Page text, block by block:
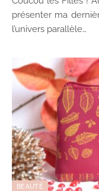
présenter ma
l’univers parallèle…
BEAUTÉ